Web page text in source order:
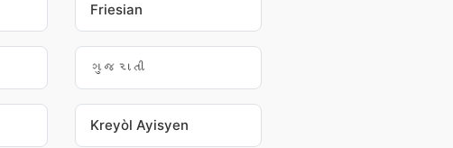
Friesian
ગુજરાતી
Kreyòl Ayisyen